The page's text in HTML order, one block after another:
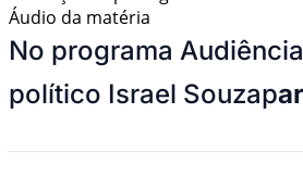
Áudio da matéria
No programa
político Israel Souzapar